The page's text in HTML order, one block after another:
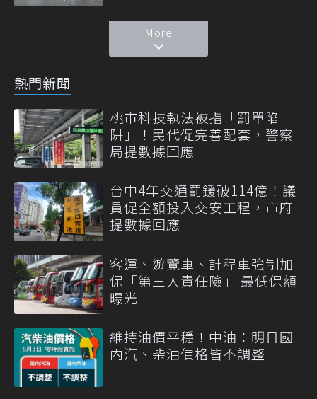
More
熱門新聞
桃市科技執法被指「罰單陷
阱」！民代促完善配套，警察
局提數據回應
台中4年交通罰鍰破114億！議
員促全額投入交安工程，市府
提數據回應
客運、遊覽車、計程車強制加
保「第三人責任險」 最低保額
曝光
維持油價平穩！中油：明日國
內汽、柴油價格皆不調整